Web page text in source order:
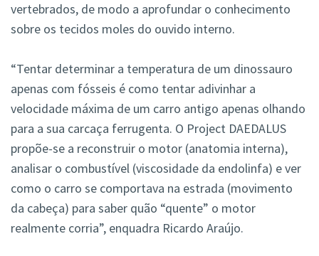
vertebrados, de modo a aprofundar o conhecimento
sobre os tecidos moles do ouvido interno.
“Tentar determinar a temperatura de um dinossauro
apenas com fósseis é como tentar adivinhar a
velocidade máxima de um carro antigo apenas olhando
para a sua carcaça ferrugenta. O Project DAEDALUS
propõe-se a reconstruir o motor (anatomia interna),
analisar o combustível (viscosidade da endolinfa) e ver
como o carro se comportava na estrada (movimento
da cabeça) para saber quão “quente” o motor
realmente corria”, enquadra Ricardo Araújo.